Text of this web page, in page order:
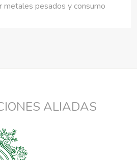
metales pesados y consumo
ALIADAS